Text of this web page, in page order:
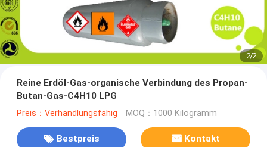
2/2
Reine Erdöl-Gas-organische Verbindung des Propan-
Butan-Gas-C4H10 LPG
Preis：Verhandlungsfähig MOQ：1000 Kilogramm
Bestpreis Kontakt